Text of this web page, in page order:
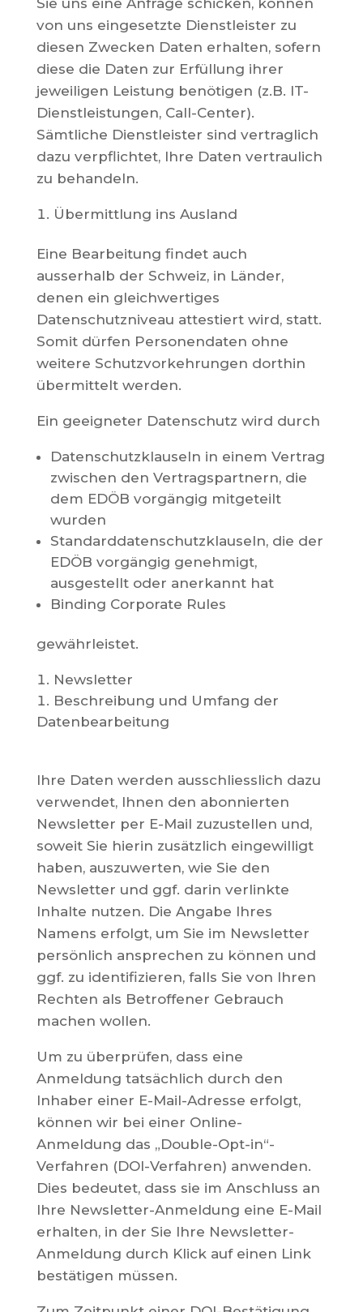
von uns eingesetzte Dienstleister zu
diesen Zwecken Daten erhalten, sofern
diese die Daten zur Erfüllung ihrer
jeweiligen Leistung benötigen (z.B. IT-
Dienstleistungen, Call-Center).
Sämtliche Dienstleister sind vertraglich
dazu verpflichtet, Ihre Daten vertraulich
zu behandeln.
Übermittlung ins Ausland
Eine Bearbeitung findet auch
ausserhalb der Schweiz, in Länder,
denen ein gleichwertiges
Datenschutzniveau attestiert wird, statt.
Somit dürfen Personendaten ohne
weitere Schutzvorkehrungen dorthin
übermittelt werden.
Ein geeigneter Datenschutz wird durch
Datenschutzklauseln in einem Vertrag
zwischen den Vertragspartnern, die
dem EDÖB vorgängig mitgeteilt
wurden
Standarddatenschutzklauseln, die der
EDÖB vorgängig genehmigt,
ausgestellt oder anerkannt hat
Binding Corporate Rules
gewährleistet.
Newsletter
Beschreibung und Umfang der
Datenbearbeitung
Ihre Daten werden ausschliesslich dazu
verwendet, Ihnen den abonnierten
Newsletter per E-Mail zuzustellen und,
soweit Sie hierin zusätzlich eingewilligt
haben, auszuwerten, wie Sie den
Newsletter und ggf. darin verlinkte
Inhalte nutzen. Die Angabe Ihres
Namens erfolgt, um Sie im Newsletter
persönlich ansprechen zu können und
ggf. zu identifizieren, falls Sie von Ihren
Rechten als Betroffener Gebrauch
machen wollen.
Um zu überprüfen, dass eine
Anmeldung tatsächlich durch den
Inhaber einer E-Mail-Adresse erfolgt,
können wir bei einer Online-
Anmeldung das „Double-Opt-in“-
Verfahren (DOI-Verfahren) anwenden.
Dies bedeutet, dass sie im Anschluss an
Ihre Newsletter-Anmeldung eine E-Mail
erhalten, in der Sie Ihre Newsletter-
Anmeldung durch Klick auf einen Link
bestätigen müssen.